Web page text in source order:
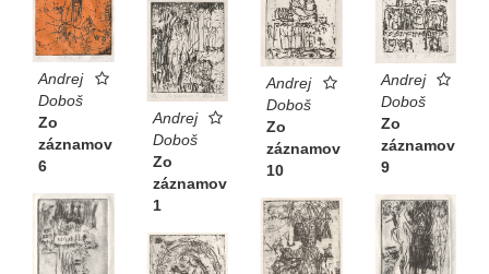
Andrej
Doboš
Zo
záznamov
6
Andrej
Doboš
Zo
záznamov
9
Andrej
Doboš
Zo
záznamov
10
Andrej
Doboš
Zo
záznamov
1